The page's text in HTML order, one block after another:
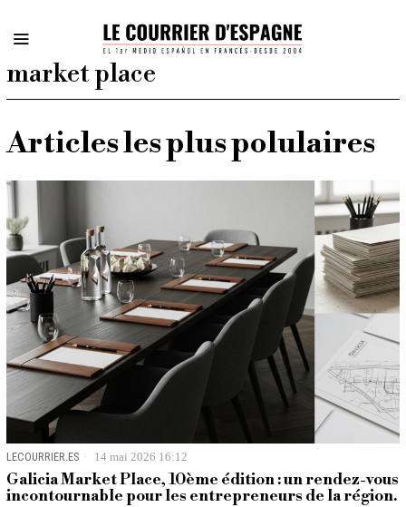
market place
Articles les plus polulaires
LECOURRIER.ES 14 mai 2026 16:12
Galicia Market Place, 10ème édition : un rendez-vous
incontournable pour les entrepreneurs de la région.